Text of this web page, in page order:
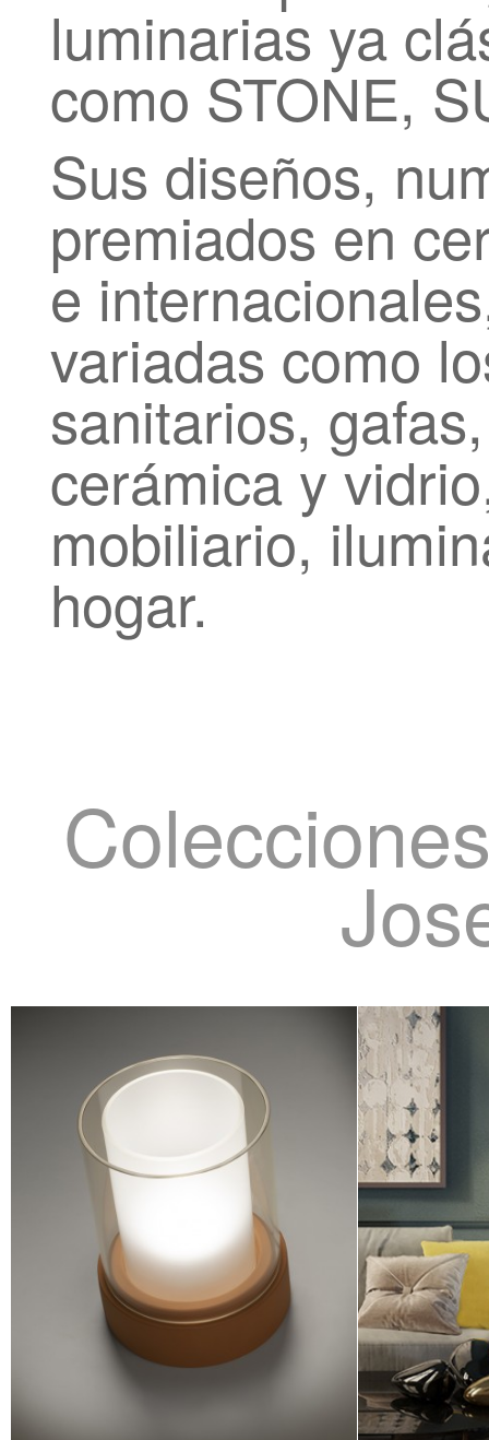
luminarias ya
como STONE,
Sus diseños,
premiados en
e
variadas como
sanitarios,
cerámica y
mobiliario,
hogar.